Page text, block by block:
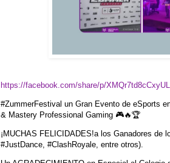
https://facebook.com/share/p/
#ZummerFestival un Gran Evento de eSports
& Mastery Professional Gaming 🎮🔥🏆
¡MUCHAS FELICIDADES!a los Ganadores de
#JustDance, #ClashRoyale, entre otros).